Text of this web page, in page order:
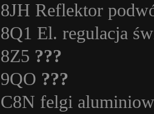
8JH Reflektor
8Q1 El. regulacja
8Z5 ???
9QO ???
C8N felgi